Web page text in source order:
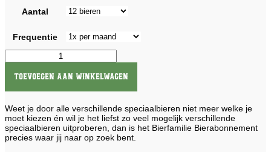
Aantal
Frequentie
Bierabonnement
Bierfamilie
aantal
Toevoegen aan winkelwagen
Weet je door alle verschillende speciaalbieren niet meer welke je
moet kiezen én wil je het liefst zo veel mogelijk verschillende
speciaalbieren uitproberen, dan is het Bierfamilie Bierabonnement
precies waar jij naar op zoek bent.